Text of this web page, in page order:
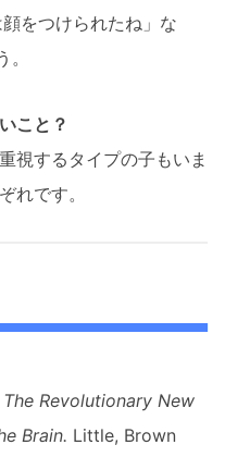
をつけられたね」な
こと？
視するタイプの子もいま
れです。
Revolutionary New
Brain. Little, Brown